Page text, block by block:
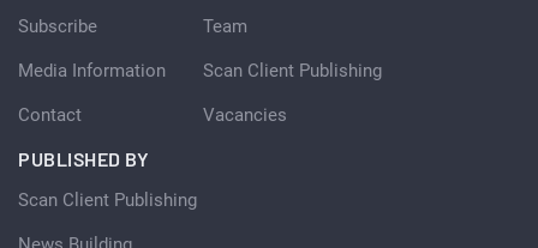
Subscribe
Media Information
Contact
Team
Scan Client Publishing
Vacancies
PUBLISHED BY
Scan Client Publishing